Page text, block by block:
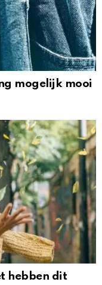
mogelijk mooi
hebben dit